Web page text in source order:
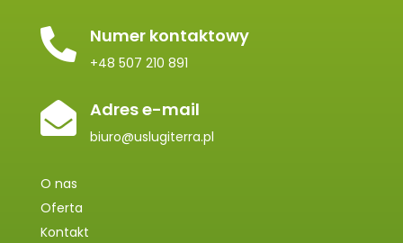
 Numer kontaktowy
+48 507 210 891
 Adres e-mail
biuro@uslugiterra.pl
O nas
Oferta
Kontakt